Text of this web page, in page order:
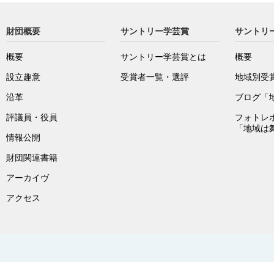
財団概要
概要
設立趣意
沿革
評議員・役員
情報公開
財団関連書籍
アーカイヴ
アクセス
サントリー学芸賞
サントリー学芸賞とは
受賞者一覧・選評
サントリ
概要
地域別受
ブログ「
フォトレ
「地域は